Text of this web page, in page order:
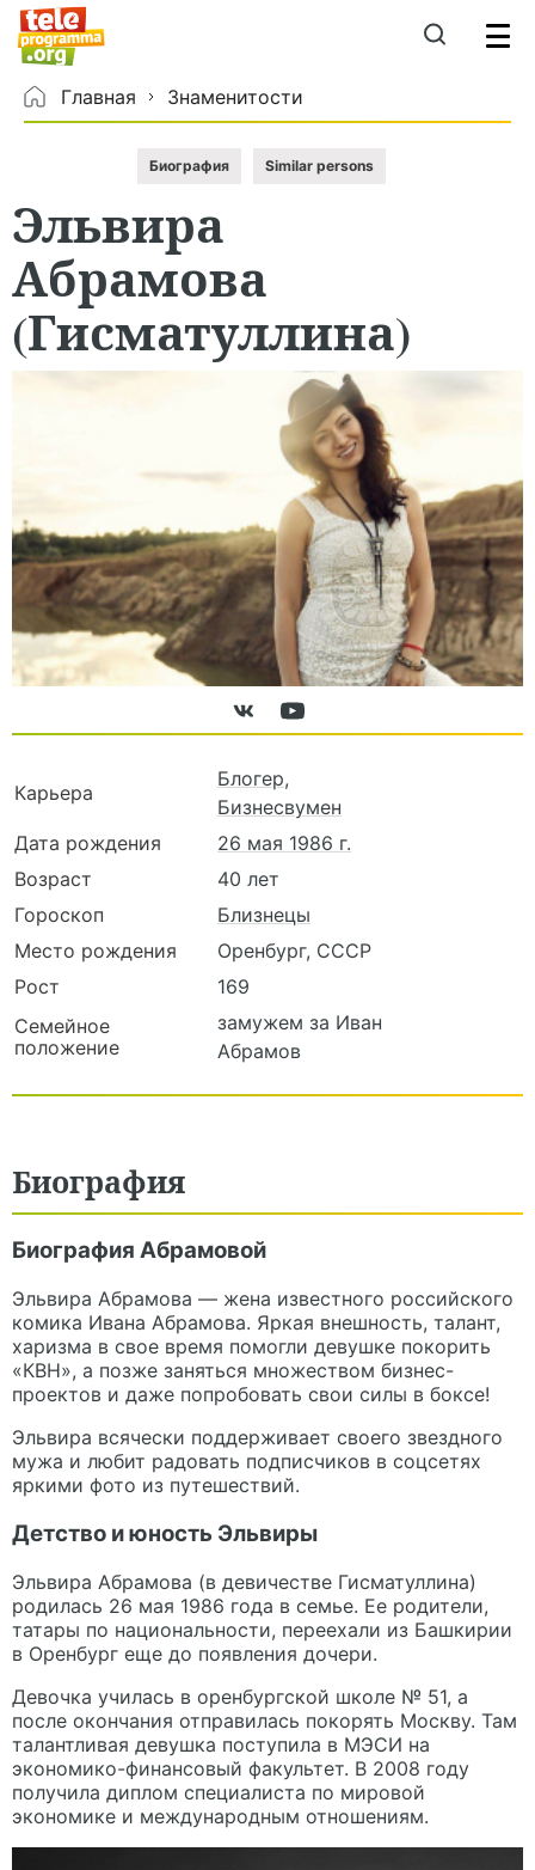
Главная Знаменитости
Биография Similar persons
Эльвира
Абрамова
(Гисматуллина)
Карьера
Блогер,
Бизнесвумен
Дата рождения
26 мая 1986 г.
Возраст
40 лет
Гороскоп
Близнецы
Место рождения
Оренбург, СССР
Рост
169
Семейное
положение
замужем за Иван
Абрамов
Биография
Биография Абрамовой
Эльвира Абрамова — жена известного российского
комика Ивана Абрамова. Яркая внешность, талант,
харизма в свое время помогли девушке покорить
«КВН», а позже заняться множеством бизнес-
проектов и даже попробовать свои силы в боксе!
Эльвира всячески поддерживает своего звездного
мужа и любит радовать подписчиков в соцсетях
яркими фото из путешествий.
Детство и юность Эльвиры
Эльвира Абрамова (в девичестве Гисматуллина)
родилась 26 мая 1986 года в семье. Ее родители,
татары по национальности, переехали из Башкирии
в Оренбург еще до появления дочери.
Девочка училась в оренбургской школе № 51, а
после окончания отправилась покорять Москву. Там
талантливая девушка поступила в МЭСИ на
экономико-финансовый факультет. В 2008 году
получила диплом специалиста по мировой
экономике и международным отношениям.